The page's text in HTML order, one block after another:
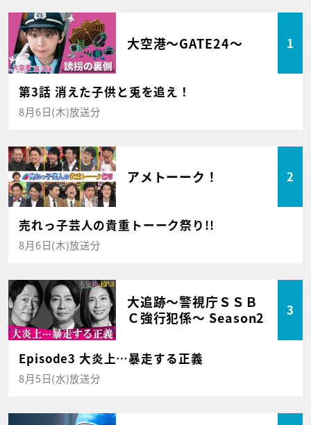
大空港～GATE24～ 1
第3話 消えた子供と兎を追え！
8月6日(木)放送分
アメトーーク！ 2
売れっ子芸人の貴重トーーク祭り!!
8月6日(木)放送分
大追跡～警視庁ＳＳＢ
Ｃ強行犯係～ Season2
3
Episode3 大炎上…暴走する正義
8月5日(水)放送分